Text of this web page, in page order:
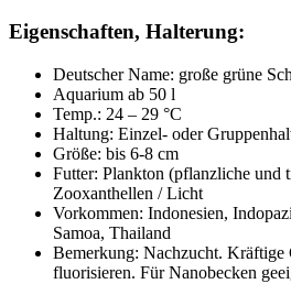
Eigenschaften, Halterung:
Deutscher Name: große grüne
Aquarium ab 50 l
Temp.: 24 – 29 °C
Haltung: Einzel- oder
Größe: bis 6-8 cm
Futter: Plankton (pflanzliche und
Zooxanthellen / Licht
Vorkommen: Indonesien,
Samoa, Thailand
Bemerkung: Nachzucht. Kräftige
fluorisieren. Für Nanobecken